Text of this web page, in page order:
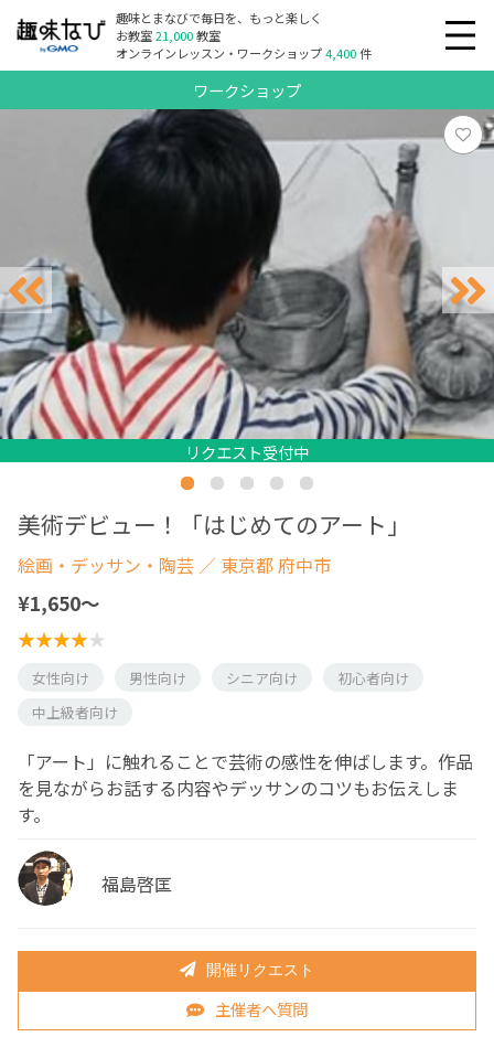
趣味とまなびで毎日を、もっと楽しく
お教室21,000教室
オンラインレッスン・ワークショップ4,400件
ワークショップ
リクエスト受付中
リクエスト受付中
リクエスト受付中
リクエスト受付中
リクエスト受付中
リクエスト受付中
美術デビュー！「はじめてのアート」
絵画・デッサン・陶芸 ／ 東京都 府中市
¥1,650〜
女性向け 男性向け シニア向け
初心者向け
中上級者向け
「アート」に触れることで芸術の感性を伸ばします。作品
を見ながらお話する内容やデッサンのコツもお伝えしま
す。
福島啓匡
開催リクエスト
主催者へ質問